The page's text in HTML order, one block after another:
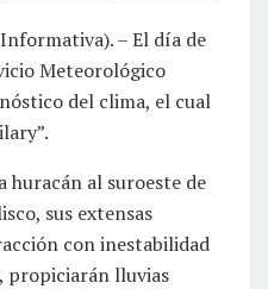
– El día de
Meteorológico
del clima, el cual
huracán al suroeste de
sus extensas
con inestabilidad
propiciarán lluvias